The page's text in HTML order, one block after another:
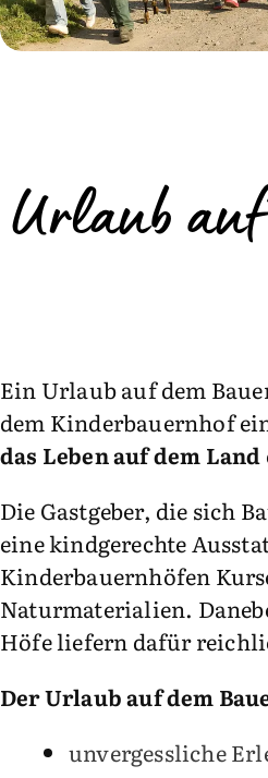
Urlaub
Ein Urlaub auf dem
dem Kinderbauernhof
das Leben auf dem Land
Die Gastgeber, die sich
eine kindgerechte
Kinderbauernhöfen
Naturmaterialien.
Höfe liefern dafür
Der Urlaub auf dem
unvergessliche